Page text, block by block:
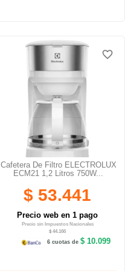
Cafetera De Filtro ELECTROLUX
ECM21 1,2 Litros 750W...
$ 53.441
Precio web en 1 pago
Precio sin Impuestos Nacionales
$ 44.166
6 cuotas de$ 10.099
favorite_border
favorite_border